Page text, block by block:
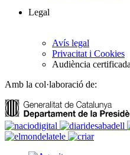
Legal
Avís legal
Privacitat i Cookies
Audiència
Amb la col·laboració de: